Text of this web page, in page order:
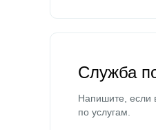
Служба
Напишите, если
по услугам.